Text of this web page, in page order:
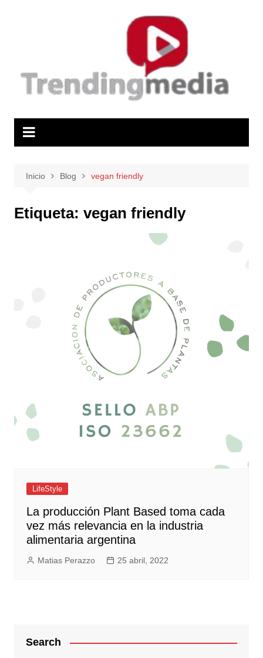
Inicio Blog vegan friendly
Etiqueta: vegan friendly
LifeStyle
La producción Plant Based toma cada
vez más relevancia en la industria
alimentaria argentina
Matias Perazzo 25 abril, 2022
Search